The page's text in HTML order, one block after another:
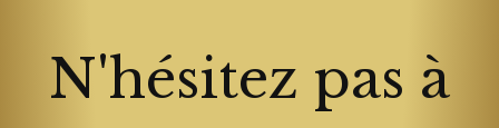
N'hésitez pas à